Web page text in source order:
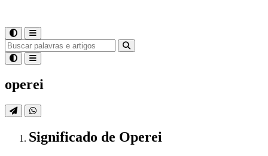
operei
Significado de Operei